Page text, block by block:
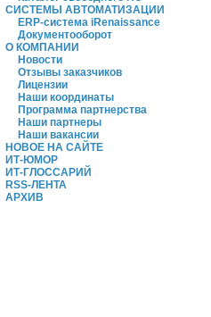
СИСТЕМЫ АВТОМАТИЗАЦИИ
ERP-система iRenaissance
Документооборот
О КОМПАНИИ
Новости
Отзывы заказчиков
Лицензии
Наши координаты
Программа партнерства
Наши партнеры
Наши вакансии
НОВОЕ НА САЙТЕ
ИТ-ЮМОР
ИТ-ГЛОССАРИЙ
RSS-ЛЕНТА
АРХИВ